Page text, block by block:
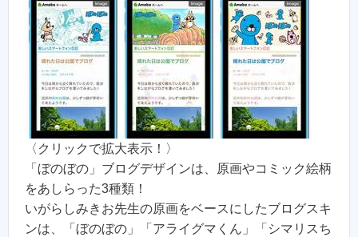
〈クリックで拡大表示！〉
「ぼのぼの」ブログデザインは、原画やコミック絵柄
をあしらった3種類！
いがらしみきお先生の原画をベースにしたブログスキ
ンは、「ぼのぼの」「アライグマくん」「シマリスち